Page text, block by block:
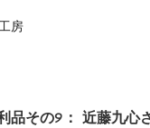
房
品その9： 近藤九心